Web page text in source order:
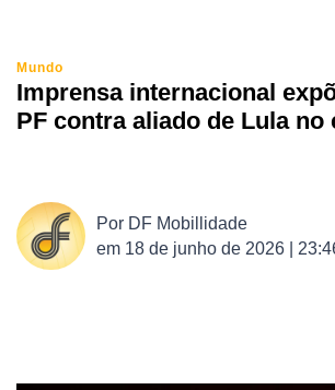
Mundo
Imprensa internacional
PF contra aliado de Lula no
Por DF Mobillidade
em 18 de junho de 2026 |